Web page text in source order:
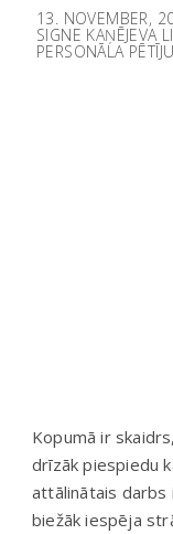
13. NOVEMBER,
SIGNE KAŅĒJEVA
PERSONĀLA
Kopumā ir
drīzāk piespiedu
attālinātais darbs
biežāk iespēja